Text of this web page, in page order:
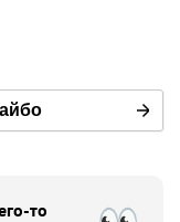
то